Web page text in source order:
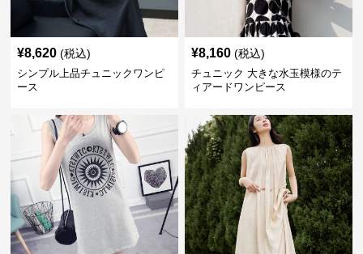
¥8,620 (税込)
シンプル上品チュニックワンピ
ース
¥8,160 (税込)
チュニック 大きな水玉模様のテ
ィアードワンピース